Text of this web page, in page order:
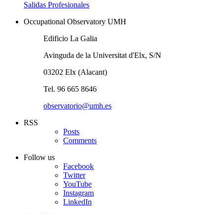
Salidas Profesionales
Occupational Observatory UMH
Edificio La Galia
Avinguda de la Universitat d'Elx, S/N
03202 Elx (Alacant)
Tel. 96 665 8646
observatorio@umh.es
RSS
Posts
Comments
Follow us
Facebook
Twitter
YouTube
Instagram
LinkedIn